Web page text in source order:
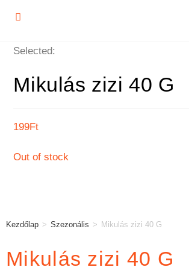
Selected:
Mikulás zizi 40 G
199Ft
Out of stock
Kezdőlap > Szezonális > Mikulás zizi 40 G
Mikulás zizi 40 G